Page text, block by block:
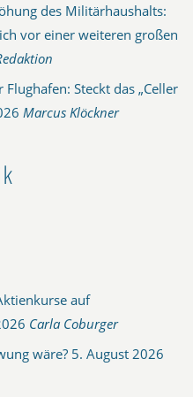
des Militärhaushalts:
vor einer weiteren großen
Steckt das „Celler
Marcus Klöckner
auf
Carla Coburger
wäre? 5. August 2026